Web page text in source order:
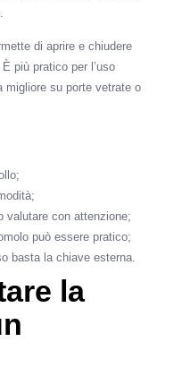
di aprire e chiudere
più pratico per l’uso
migliore su porte vetrate o
valutare con attenzione;
può essere pratico;
basta la chiave esterna.
la